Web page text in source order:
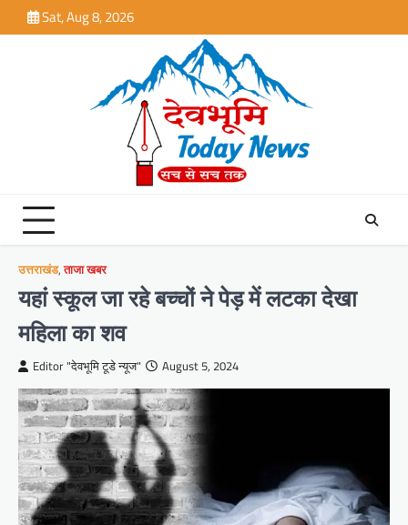
to
Sat, Aug 8, 2026
उत्तराखंड,ताजा खबर
यहां स्कूल जा रहे बच्चों ने पेड़ में लटका देखा
महिला का शव
Editor "देवभूमि टूडे न्यूज" August 5, 2024